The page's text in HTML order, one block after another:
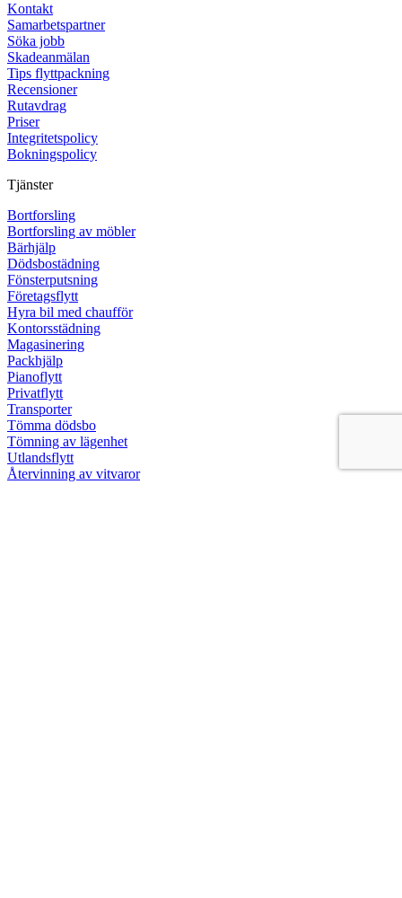
Kontakt
Samarbetspartner
Söka jobb
Skadeanmälan
Tips flyttpackning
Recensioner
Rutavdrag
Priser
Integritetspolicy
Bokningspolicy
Tjänster
Bortforsling
Bortforsling av möbler
Bärhjälp
Dödsbostädning
Fönsterputsning
Företagsflytt
Hyra bil med chaufför
Kontorsstädning
Magasinering
Packhjälp
Pianoflytt
Privatflytt
Transporter
Tömma dödsbo
Tömning av lägenhet
Utlandsflytt
Återvinning av vitvaror